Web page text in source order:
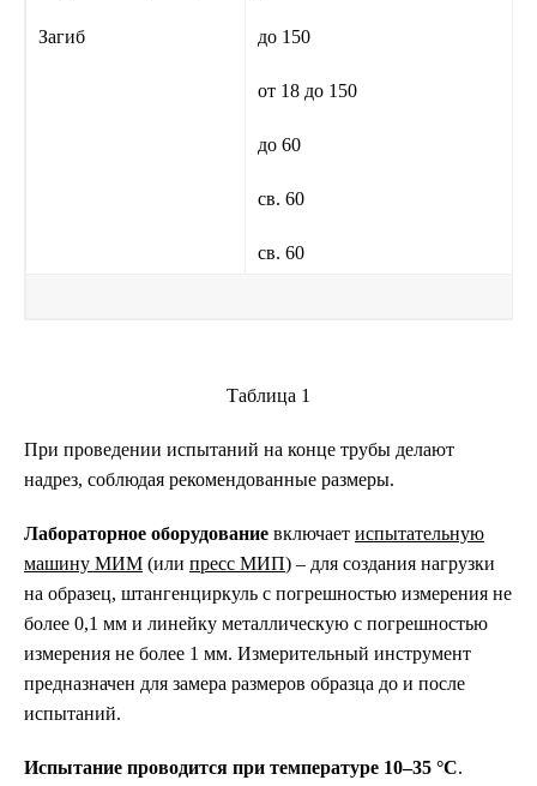
Загиб до 150
от 18 до 150
до 60
св. 60
св. 60
Таблица 1
При проведении испытаний на конце трубы делают
надрез, соблюдая рекомендованные размеры.
Лабораторное оборудование включает испытательную
машину МИМ (или пресс МИП) – для создания нагрузки
на образец, штангенциркуль с погрешностью измерения не
более 0,1 мм и линейку металлическую с погрешностью
измерения не более 1 мм. Измерительный инструмент
предназначен для замера размеров образца до и после
испытаний.
Испытание проводится при температуре 10–35 °С.